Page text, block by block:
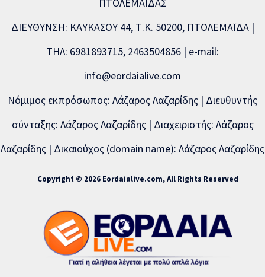
ΔΙΕΥΘΥΝΣΗ: ΚΑΥΚΑΣΟΥ 44, Τ.Κ. 50200, ΠΤΟΛΕΜΑΪΔΑ |
ΤΗΛ: 6981893715, 2463504856 | e-mail:
info@eordaialive.com
Νόμιμος εκπρόσωπος: Λάζαρος Λαζαρίδης | Διευθυντής
σύνταξης: Λάζαρος Λαζαρίδης | Διαχειριστής: Λάζαρος
Λαζαρίδης | Δικαιούχος (domain name): Λάζαρος Λαζαρίδης
Copyright © 2026 Eordaialive.com, All Rights Reserved